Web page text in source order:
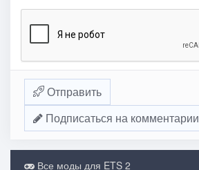
Отправить
Подписаться на комментарии
Все моды для ETS 2